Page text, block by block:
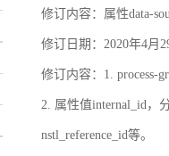
修订内容：属性data-
修订日期：2020年4月
修订内容：1. process-
2. 属性值internal_id，
nstl_reference_id等。